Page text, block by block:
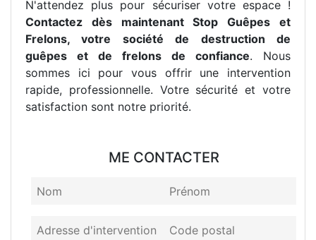
N'attendez plus pour sécuriser votre espace !
Contactez dès maintenant Stop Guêpes et
Frelons, votre société de destruction de
guêpes et de frelons de confiance. Nous
sommes ici pour vous offrir une intervention
rapide, professionnelle. Votre sécurité et votre
satisfaction sont notre priorité.
ME CONTACTER